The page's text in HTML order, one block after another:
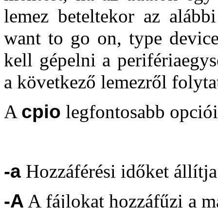
lemez beteltekor az
want to go on, type
kell gépelni a
a következő lemezről
A cpio legfontosabb
-a Hozzáférési időket
-A A fájlokat hozzáfűzi a